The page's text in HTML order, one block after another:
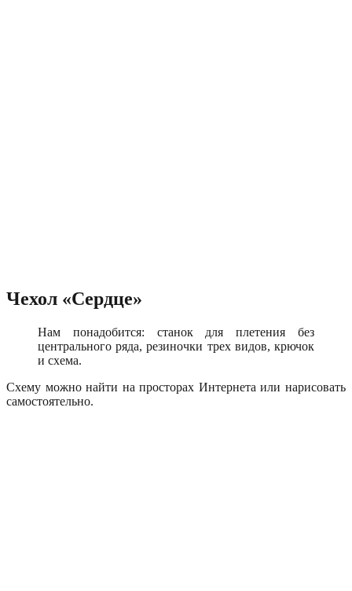
Чехол «Сердце»
Нам понадобится: станок для плетения без
центрального ряда, резиночки трех видов, крючок
и схема.
Схему можно найти на просторах Интернета или нарисовать
самостоятельно.